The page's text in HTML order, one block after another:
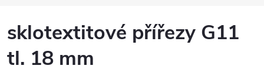
sklotextitové přířezy G11
tl. 18 mm